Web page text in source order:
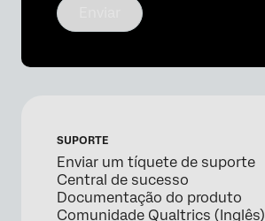
SUPORTE
Enviar um tíquete de suporte
Central de sucesso
Documentação do produto
Comunidade Qualtrics (Inglês)